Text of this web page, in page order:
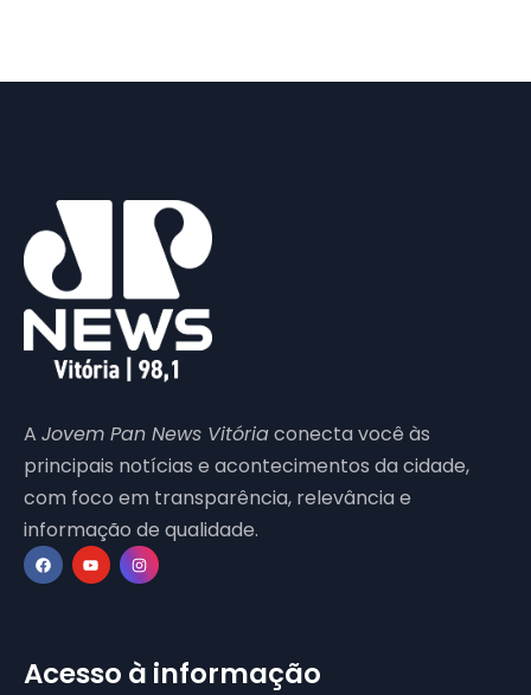
A Jovem Pan News Vitóriaconecta você às
principais notícias e acontecimentos da cidade,
com foco em transparência, relevância e
informação de qualidade.
Acesso à informação